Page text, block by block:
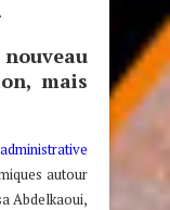
mais
autour
Abdelkaoui,